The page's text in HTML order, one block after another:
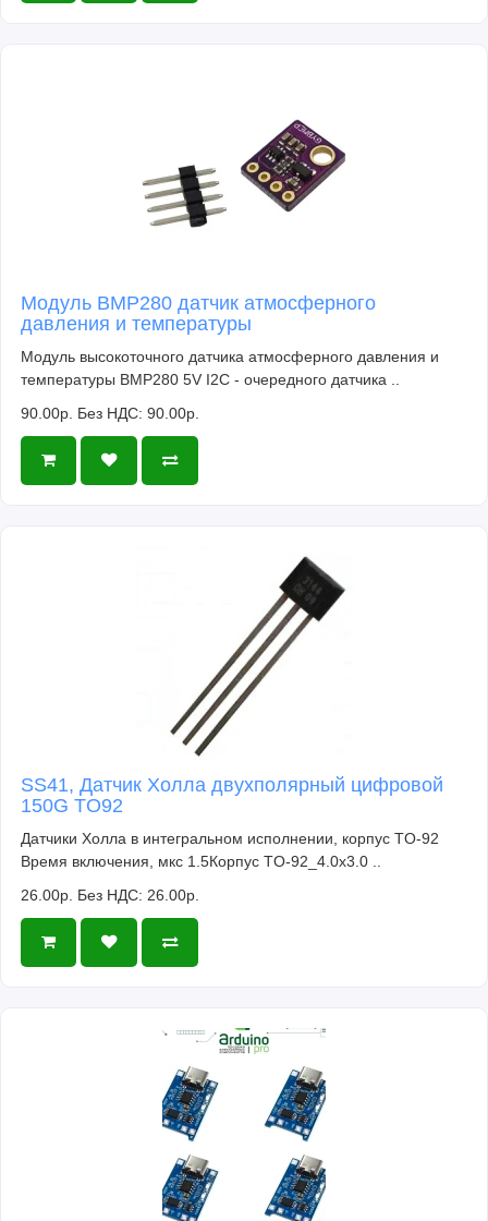
Модуль BMP280 датчик атмосферного
давления и температуры
Модуль высокоточного датчика атмосферного давления и
температуры BMP280 5V I2C - очередного датчика ..
90.00р. Без НДС: 90.00р.
SS41, Датчик Холла двухполярный цифровой
150G TO92
Датчики Холла в интегральном исполнении, корпус TO-92
Время включения, мкс 1.5Корпус TO-92_4.0x3.0 ..
26.00р. Без НДС: 26.00р.